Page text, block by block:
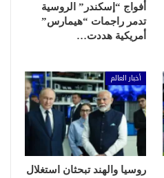
أفواج “إسكندر” الروسية
تدمر راجمات “هيمارس”
أمريكية هددت…
أخبار العالم
روسيا والهند تبحثان استغلال